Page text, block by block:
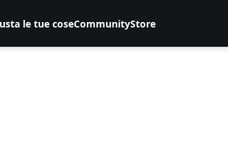
le tue coseCommunityStore